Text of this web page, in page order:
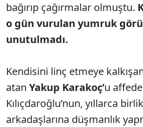
bağırıp çağırmalar olmuştu.
o gün vurulan yumruk
unutulmadı.
Kendisini linç etmeye
atan Yakup Karakoç’u
Kılıçdaroğlu’nun, yıllarca
arkadaşlarına düşmanlık